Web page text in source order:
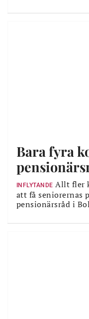
Bara fyra
INFLYTANDE Allt fler
att få seniorernas
pensionärsråd i